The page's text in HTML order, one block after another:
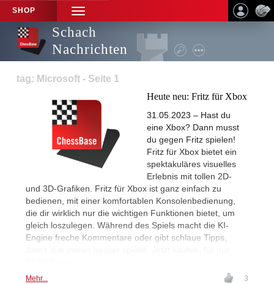
SHOP
TOGGLE
NAVIGATION
Schach
Nachrichten
tag: Microsoft - Seite 1
Heute neu: Fritz für Xbox
31.05.2023 – Hast du
eine Xbox? Dann musst
du gegen Fritz spielen!
Fritz für Xbox bietet ein
spektakuläres visuelles
Erlebnis mit tollen 2D-
und 3D-Grafiken. Fritz für Xbox ist ganz einfach zu
bedienen, mit einer komfortablen Konsolenbedienung,
die dir wirklich nur die wichtigen Funktionen bietet, um
gleich loszulegen. Während des Spiels macht die KI-
Engine freche Kommentare oder gibt schlaue Tipps,
Mehr... 3